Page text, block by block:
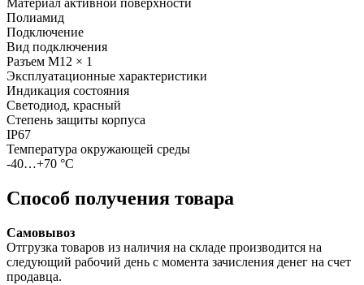
Материал активной поверхности
Полиамид
Подключение
Вид подключения
Разъем M12 × 1
Эксплуатационные характеристики
Индикация состояния
Светодиод, красный
Степень защиты корпуса
IP67
Температура окружающей среды
-40…+70 °С
Способ получения товара
Самовывоз
Отгрузка товаров из наличия на складе производится на
следующий рабочий день с момента зачисления денег на счет
продавца.